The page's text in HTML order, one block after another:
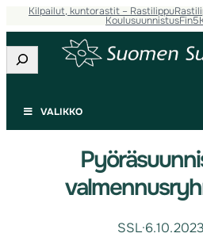
Kilpailut, kuntorastit – Rastilippu
KoulusuunnistusFin5
Etsi
VALIKKO
SSL·